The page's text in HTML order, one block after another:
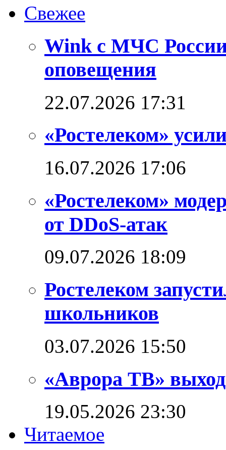
Свежее
Wink с МЧС России
оповещения
22.07.2026 17:31
«Ростелеком»
16.07.2026 17:06
«Ростелеком»
от DDoS-атак
09.07.2026 18:09
Ростелеком
школьников
03.07.2026 15:50
«Аврора ТВ»
19.05.2026 23:30
Читаемое